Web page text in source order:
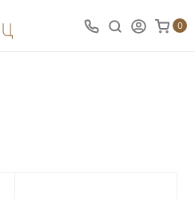
0